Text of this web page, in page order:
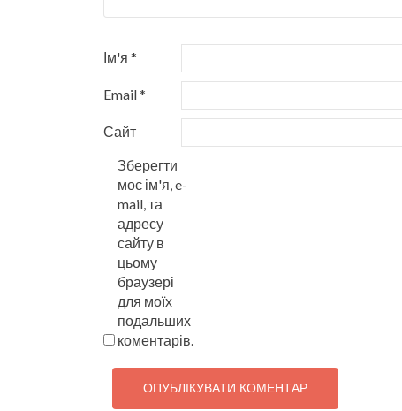
Ім'я *
Email*
Сайт
Зберегти
моє ім'я, e-
mail, та
адресу
сайту в
цьому
браузері
для моїх
подальших
коментарів.